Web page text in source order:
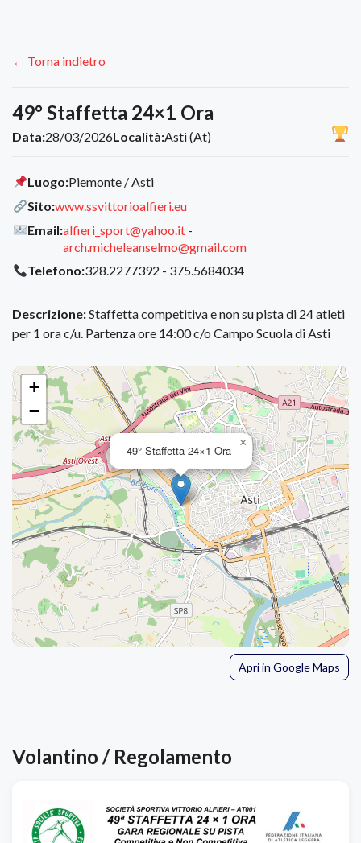
← Torna indietro
49° Staffetta 24×1 Ora
Data:28/03/2026Località:Asti (At)
Luogo:Piemonte / Asti
Sito:www.ssvittorioalfieri.eu
Email:alfieri_sport@yahoo.it -
arch.micheleanselmo@gmail.com
Telefono:328.2277392 - 375.5684034
Descrizione:Staffetta competitiva e non su pista di 24 atleti
per 1 ora c/u. Partenza ore 14:00 c/o Campo Scuola di Asti
49° Staffetta 24×1 Ora
×
+
−
Apri in Google Maps
Volantino / Regolamento